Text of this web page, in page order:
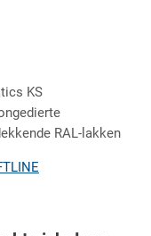
KS
RAL-lakken